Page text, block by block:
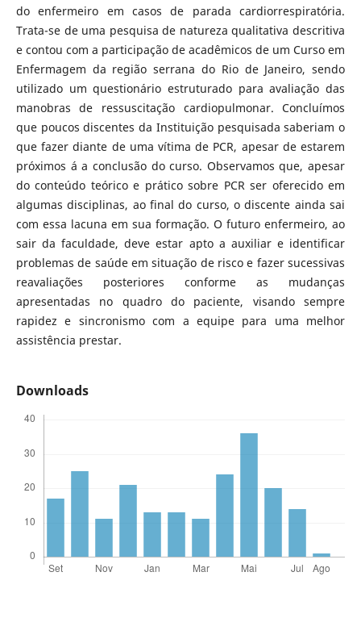
do enfermeiro em casos de parada cardiorrespiratória.
Trata-se de uma pesquisa de natureza qualitativa descritiva
e contou com a participação de acadêmicos de um Curso em
Enfermagem da região serrana do Rio de Janeiro, sendo
utilizado um questionário estruturado para avaliação das
manobras de ressuscitação cardiopulmonar. Concluímos
que poucos discentes da Instituição pesquisada saberiam o
que fazer diante de uma vítima de PCR, apesar de estarem
próximos á a conclusão do curso. Observamos que, apesar
do conteúdo teórico e prático sobre PCR ser oferecido em
algumas disciplinas, ao final do curso, o discente ainda sai
com essa lacuna em sua formação. O futuro enfermeiro, ao
sair da faculdade, deve estar apto a auxiliar e identificar
problemas de saúde em situação de risco e fazer sucessivas
reavaliações posteriores conforme as mudanças
apresentadas no quadro do paciente, visando sempre
rapidez e sincronismo com a equipe para uma melhor
assistência prestar.
Downloads